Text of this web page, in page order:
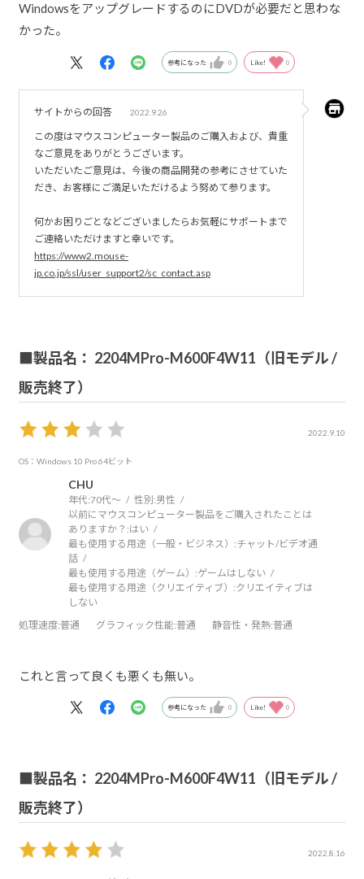
WindowsをアップグレードするのにDVDが必要だと思わな
かった。
参考になった 0 Like! 0
サイトからの回答 2022.9.26
この度はマウスコンピューター製品のご購入および、貴重
なご意見をありがとうございます。
いただいたご意見は、今後の商品開発の参考にさせていた
だき、お客様にご満足いただけるよう努めて参ります。
何かお困りごとなどございましたらお気軽にサポートまで
ご連絡いただけますと幸いです。
https://www2.mouse-
jp.co.jp/ssl/user_support2/sc_contact.asp
■製品名： 2204MPro-M600F4W11（旧モデル /
販売終了）
2022.9.10
OS：Windows 10 Pro 64ビット
CHU
年代:70代～ 性別:男性
以前にマウスコンピューター製品をご購入されたことは
ありますか？:はい
最も使用する用途（一般・ビジネス）:チャット/ビデオ通
話
最も使用する用途（ゲーム）:ゲームはしない
最も使用する用途（クリエイティブ）:クリエイティブは
しない
処理速度:普通 グラフィック性能:普通 静音性・発熱:普通
これと言って良くも悪くも無い。
参考になった 0 Like! 0
■製品名： 2204MPro-M600F4W11（旧モデル /
販売終了）
2022.8.16